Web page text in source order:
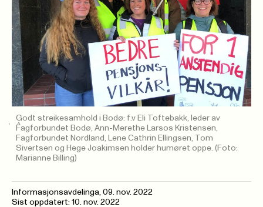
Godt streikesamhold i Bodø: f.v Eli Toftebakk, leder av
Fagforbundet Bodø, Ann-Merethe Larsos Kristensen,
Fagforbundet Nordland, Lene Cathrin Ellingsen, Tom
Sivertsen og Hege Joakimsen holder humøret oppe. (Foto:
Marianne Billing)
Informasjonsavdelinga, 09. nov. 2022
Sist oppdatert: 10. nov. 2022